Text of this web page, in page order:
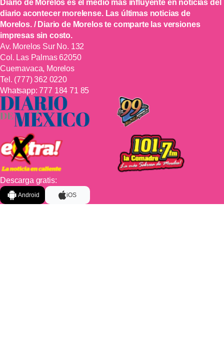
Diario de Morelos es el medio más influyente en noticias del
diario acontecer morelense. Las últimas noticias de
Morelos. / Diario de Morelos te comparte las versiones
impresas sin costo.
Av. Morelos Sur No. 132
Col. Las Palmas 62050
Cuernavaca, Morelos
Tel. (777) 362 0220
Whatsapp:777 184 71 85
Descarga gratis:
Android iOS